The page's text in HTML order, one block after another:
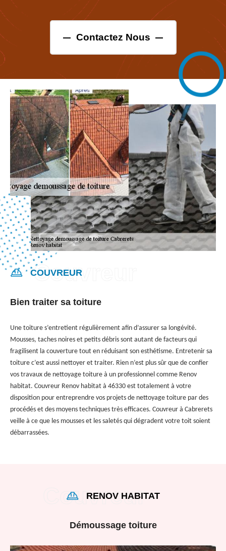
Contactez Nous
COUVREUR
Bien traiter sa toiture
Une toiture s’entretient régulièrement afin d’assurer sa longévité.
Mousses, taches noires et petits débris sont autant de facteurs qui
fragilisent la couverture tout en réduisant son esthétisme. Entretenir sa
toiture c’est aussi nettoyer et traiter. Rien n’est plus sûr que de confier
vos travaux de nettoyage toiture à un professionnel comme Renov
habitat. Couvreur Renov habitat à 46330 est totalement à votre
disposition pour entreprendre vos projets de nettoyage toiture par des
procédés et des moyens techniques très efficaces. Couvreur à Cabrerets
veille à ce que les mousses et les saletés qui dégradent votre toit soient
débarrassées.
RENOV HABITAT
Démoussage toiture